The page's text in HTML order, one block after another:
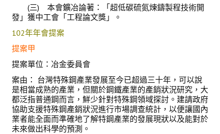
(三) 本會鑛冶論著：「超低碳硫氮煉鑄製程技術開
發」獲中工會「工程論文獎」。
102年年會提案
提案甲
提案單位：冶金委員會
案由： 台灣特殊鋼產業發展至今已超過三十年，可以說
是相當成熟的產業，但關於鋼鐵產業的產銷狀況研究，大
都泛指普通鋼而言，鮮少針對特殊鋼領域探討。建請政府
協助支援特殊鋼產銷狀況進行市場調查統計，以便讓國內
業者能全面而準確地了解特鋼產業的發展現狀以及能對於
未來做出科學的預測。